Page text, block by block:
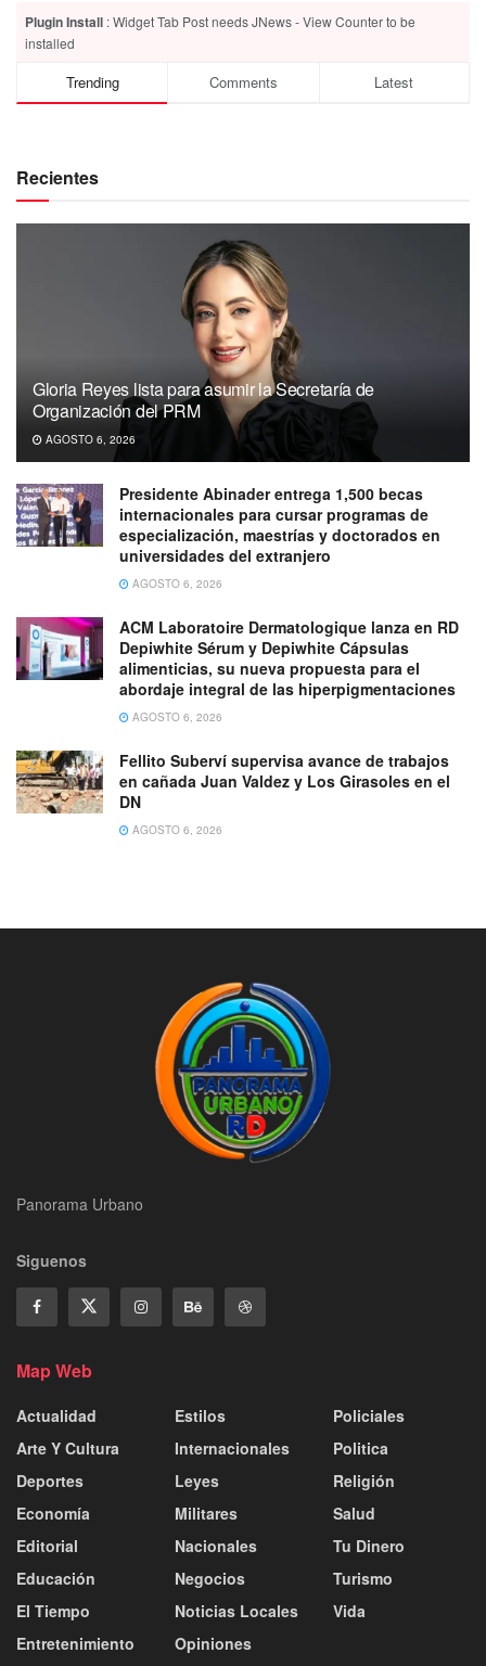
Plugin Install : Widget Tab Post needs JNews - View Counter to be
installed
Trending Comments Latest
Recientes
Gloria Reyes lista para asumir la Secretaría de
Organización del PRM
AGOSTO 6, 2026
Presidente Abinader entrega 1,500 becas
internacionales para cursar programas de
especialización, maestrías y doctorados en
universidades del extranjero
AGOSTO 6, 2026
ACM Laboratoire Dermatologique lanza en RD
Depiwhite Sérum y Depiwhite Cápsulas
alimenticias, su nueva propuesta para el
abordaje integral de las hiperpigmentaciones
AGOSTO 6, 2026
Fellito Suberví supervisa avance de trabajos
en cañada Juan Valdez y Los Girasoles en el
DN
AGOSTO 6, 2026
Panorama Urbano
Siguenos
Map Web
Actualidad
Arte Y Cultura
Deportes
Economía
Editorial
Educación
El Tiempo
Entretenimiento
Estilos
Internacionales
Leyes
Militares
Nacionales
Negocios
Noticias Locales
Opiniones
Policiales
Politica
Religión
Salud
Tu Dinero
Turismo
Vida